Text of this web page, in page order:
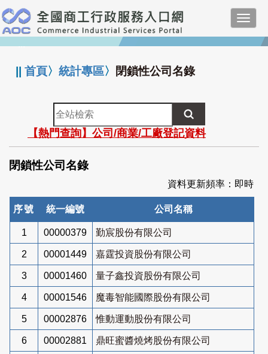
跳
到
主
要
:::
||首頁〉統計專區〉 閉鎖性公司名錄
全
站
檢
索
【熱門查詢】公司/商業/工廠登記資料
閉鎖性公司名錄
資料更新頻率：即時
序號 統一編號 公司名稱
1 00000379 勤宸股份有限公司
2 00001449 嘉霆投資股份有限公司
3 00001460 量子鑫投資股份有限公司
4 00001546 魔毒智能國際股份有限公司
5 00002876 惟動運動股份有限公司
6 00002881 鼎旺蜜醬燒烤股份有限公司